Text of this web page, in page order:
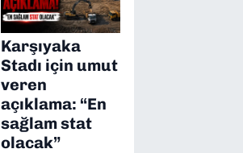
Karşıyaka
Stadı için umut
veren
açıklama: “En
sağlam stat
olacak”